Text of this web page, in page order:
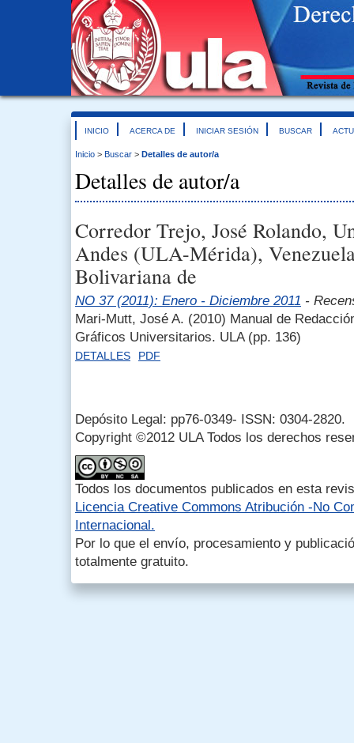
INICIO ACERCA DE INICIAR SESIÓN BUSCAR
Inicio > Buscar > Detalles de autor/a
Detalles de autor/a
Corredor Trejo, José Rolando,
Andes (ULA-Mérida),
Bolivariana de
NO 37 (2011): Enero - Diciembre 2011 -
Mari-Mutt, José A. (2010) Manual de
Gráficos Universitarios. ULA (pp. 136)
DETALLES PDF
Depósito Legal: pp76-0349- ISSN: 0304-2820.
Copyright ©2012 ULA Todos los derechos
Todos los documentos publicados en esta
Licencia Creative Commons Atribución -No
Internacional.
Por lo que el envío, procesamiento y
totalmente gratuito.